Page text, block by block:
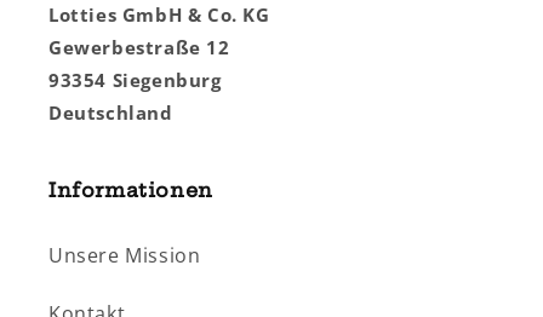
Lotties GmbH & Co. KG
Gewerbestraße 12
93354 Siegenburg
Deutschland
Informationen
Unsere Mission